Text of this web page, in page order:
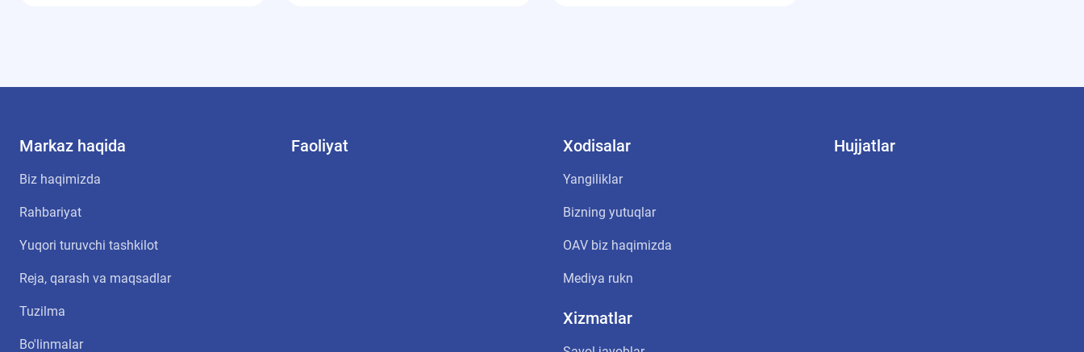
Markaz haqida
Biz haqimizda
Rahbariyat
Yuqori turuvchi tashkilot
Reja, qarash va maqsadlar
Tuzilma
Bo'linmalar
Faoliyat Xodisalar
Yangiliklar
Bizning yutuqlar
OАV biz haqimizda
Mediya rukn
Xizmatlar
Hujjatlar